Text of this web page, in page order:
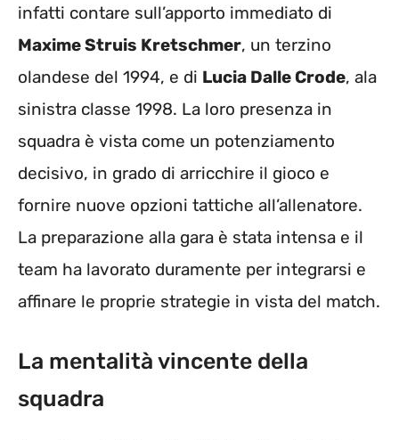
infatti contare sull’apporto immediato di
Maxime Struis Kretschmer, un terzino
olandese del 1994, e di Lucia Dalle Crode, ala
sinistra classe 1998. La loro presenza in
squadra è vista come un potenziamento
decisivo, in grado di arricchire il gioco e
fornire nuove opzioni tattiche all’allenatore.
La preparazione alla gara è stata intensa e il
team ha lavorato duramente per integrarsi e
affinare le proprie strategie in vista del match.
La mentalità vincente della
squadra